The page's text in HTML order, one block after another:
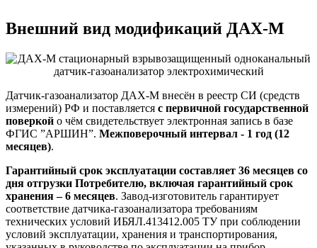
Внешний вид модификаций ДАХ-М
Датчик-газоанализатор ДАХ-М внесён в реестр СИ (средств
измерений) РФ и поставляется с первичной государственной
поверкой о чём свидетельствует электронная запись в базе
ФГИС ”АРШИН”. Межповерочный интервал - 1 год (12
месяцев).
Гарантийный срок эксплуатации составляет 36 месяцев со
дня отгрузки Потребителю, включая гарантийный срок
хранения – 6 месяцев. Завод-изготовитель гарантирует
соответствие датчика-газоанализатора требованиям
технических условий ИБЯЛ.413412.005 ТУ при соблюдении
условий эксплуатации, хранения и транспортирования,